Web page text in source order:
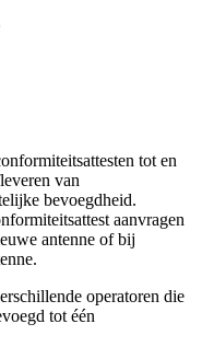
tot en
van
bevoegdheid.
aanvragen
antenne of bij
operatoren die
tot één